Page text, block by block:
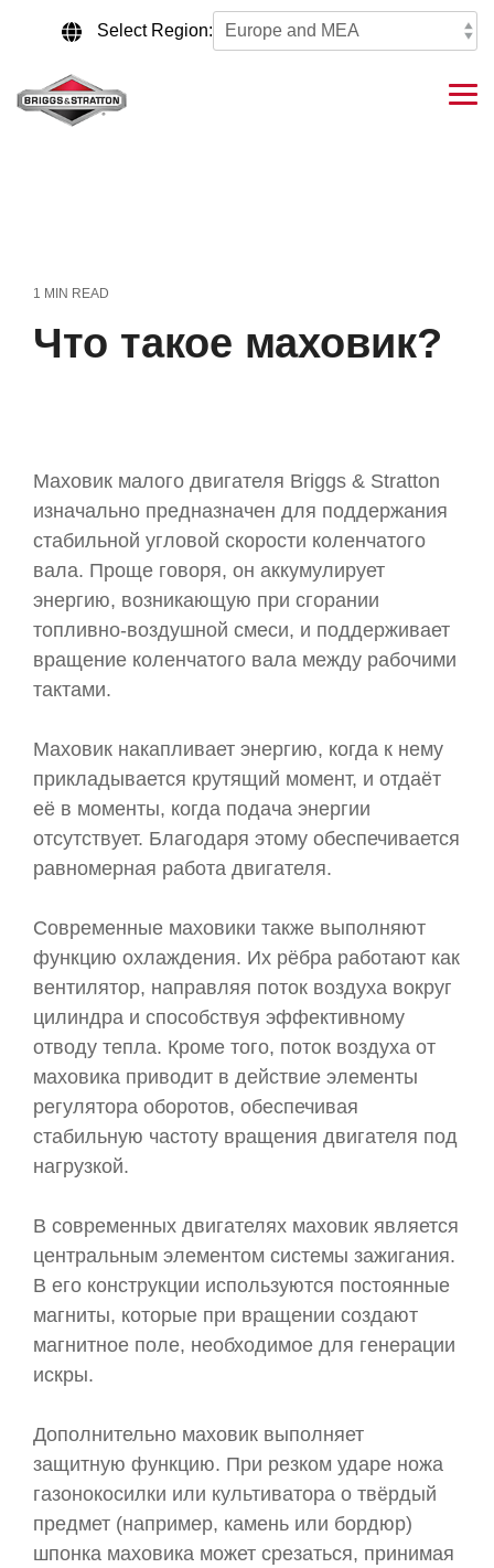
content.
Select Region:
1 MIN READ
Что такое маховик?
Маховик малого двигателя Briggs & Stratton
изначально предназначен для поддержания
стабильной угловой скорости коленчатого
вала. Проще говоря, он аккумулирует
энергию, возникающую при сгорании
топливно-воздушной смеси, и поддерживает
вращение коленчатого вала между рабочими
тактами.
Маховик накапливает энергию, когда к нему
прикладывается крутящий момент, и отдаёт
её в моменты, когда подача энергии
отсутствует. Благодаря этому обеспечивается
равномерная работа двигателя.
Современные маховики также выполняют
функцию охлаждения. Их рёбра работают как
вентилятор, направляя поток воздуха вокруг
цилиндра и способствуя эффективному
отводу тепла. Кроме того, поток воздуха от
маховика приводит в действие элементы
регулятора оборотов, обеспечивая
стабильную частоту вращения двигателя под
нагрузкой.
В современных двигателях маховик является
центральным элементом системы зажигания.
В его конструкции используются постоянные
магниты, которые при вращении создают
магнитное поле, необходимое для генерации
искры.
Дополнительно маховик выполняет
защитную функцию. При резком ударе ножа
газонокосилки или культиватора о твёрдый
предмет (например, камень или бордюр)
шпонка маховика может срезаться, принимая